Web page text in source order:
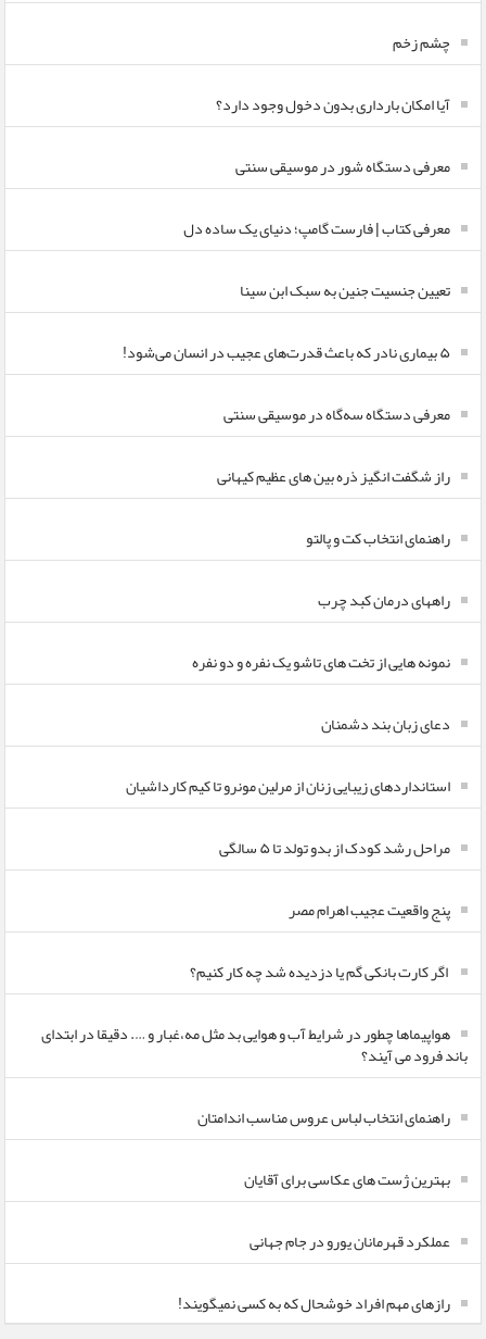
چشم زخم
آیا امکان بارداری بدون دخول وجود دارد؟
معرفی دستگاه شور در موسیقی سنتی
معرفی کتاب | فارست گامپ؛ دنیای یک ساده دل
تعیین جنسیت جنین به سبک ابن سینا
۵ بیماری نادر که باعث قدرت‌های عجیب در انسان می‌شود!
معرفی دستگاه سه‌گاه در موسیقی سنتی
راز شگفت انگیز ذره بین های عظیم کیهانی
راهنمای انتخاب کت و پالتو
راههای درمان کبد چرب
نمونه هایی از تخت های تاشو یک نفره و دو نفره
دعای زبان بند دشمنان
استانداردهای زیبایی زنان از مرلین مونرو تا کیم کارداشیان
مراحل رشد کودک از بدو تولد تا ۵ سالگی
پنج واقعیت عجیب اهرام مصر
اگر کارت بانکی گم یا دزدیده شد چه کار کنیم؟
هواپیماها چطور در شرایط آب و هوایی بد مثل مه،غبار و …. دقیقا در ابتدای
باند فرود می آیند؟
راهنمای انتخاب لباس عروس مناسب اندامتان
بهترین ژست های عکاسی برای آقایان
عملکرد قهرمانان یورو در جام جهانی
رازهای مهم افراد خوشحال که به کسی نمیگویند!